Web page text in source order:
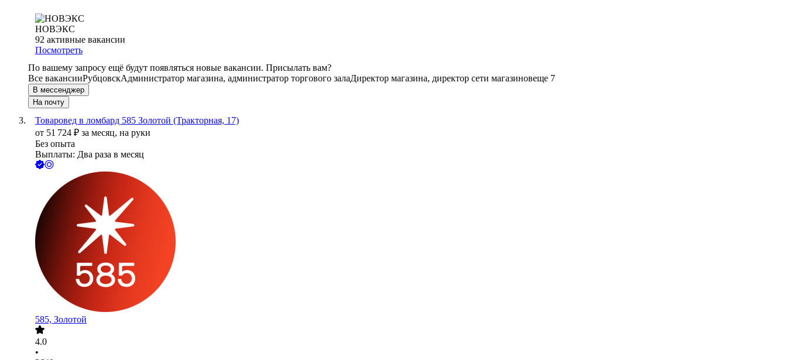
НОВЭКС
92 активные вакансии
Посмотреть
По вашему запросу ещё будут появляться новые вакансии. Присылать вам?
Все вакансииРубцовскАдминистратор магазина, администратор торгового залаДиректор магазина, директор сети магазиновеще 7
В мессенджер
На почту
Товаровед в ломбард 585 Золотой (Тракторная, 17)
от 51 724 ₽ за месяц, на руки
Без опыта
Выплаты: Два раза в месяц
585, Золотой
4.0
•